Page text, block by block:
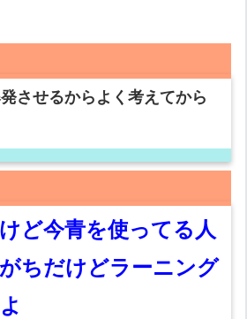
させるからよく考えてから
ど今青を使ってる人
ちだけどラーニング